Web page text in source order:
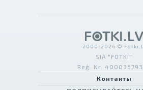
2000-2026 ©
SIA "FOTKI"
Reģ. Nr.
Контакты